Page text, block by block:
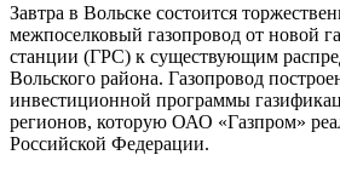
Завтра в Вольске состоится
межпоселковый газопровод от новой
станции (ГРС) к существующим
Вольского района. Газопровод
инвестиционной программы
регионов, которую ОАО «Газпром»
Российской Федерации.